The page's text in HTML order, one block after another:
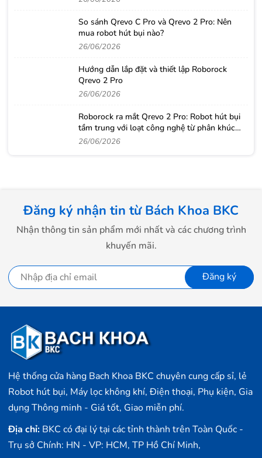
So sánh Qrevo C Pro và Qrevo 2 Pro: Nên
mua robot hút bụi nào?
26/06/2026
Hướng dẫn lắp đặt và thiết lập Roborock
Qrevo 2 Pro
26/06/2026
Roborock ra mắt Qrevo 2 Pro: Robot hút bụi
tầm trung với loạt công nghệ từ phân khúc
cao cấp
26/06/2026
Đăng ký nhận tin từ Bách Khoa BKC
Nhận thông tin sản phẩm mới nhất và các chương trình
khuyến mãi.
Đăng ký
Hệ thống cửa hàng Bach Khoa BKC chuyên cung cấp sỉ, lẻ
Robot hút bụi, Máy lọc không khí, Điện thoại, Phụ kiện, Gia
dụng Thông minh - Giá tốt, Giao miễn phí.
Địa chỉ: BKC có đại lý tại các tỉnh thành trên Toàn Quốc -
Trụ sở Chính: HN - VP: HCM, TP Hồ Chí Minh,